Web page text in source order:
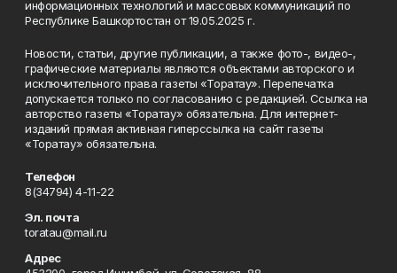
информационных технологий и массовых коммуникаций по
Республике Башкортостан от 19.05.2025 г.
Новости, статьи, другие публикации, а также фото-, видео-,
графические материалы являются объектами авторского и
исключительного права газеты «Торатау». Перепечатка
допускается только по согласованию с редакцией. Ссылка на
авторство газеты «Торатау» обязательна. Для интернет-
изданий прямая активная гиперссылка на сайт газеты
«Торатау» обязательна.
Телефон
8(34794) 4-11-22
Эл. почта
toratau@mail.ru
Адрес